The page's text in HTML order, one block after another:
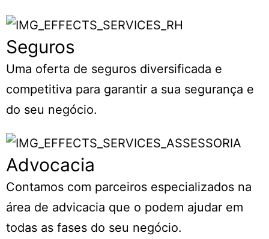
Seguros
Uma oferta de seguros diversificada e
competitiva para garantir a sua segurança e
do seu negócio.
Advocacia
Contamos com parceiros especializados na
área de advicacia que o podem ajudar em
todas as fases do seu negócio.